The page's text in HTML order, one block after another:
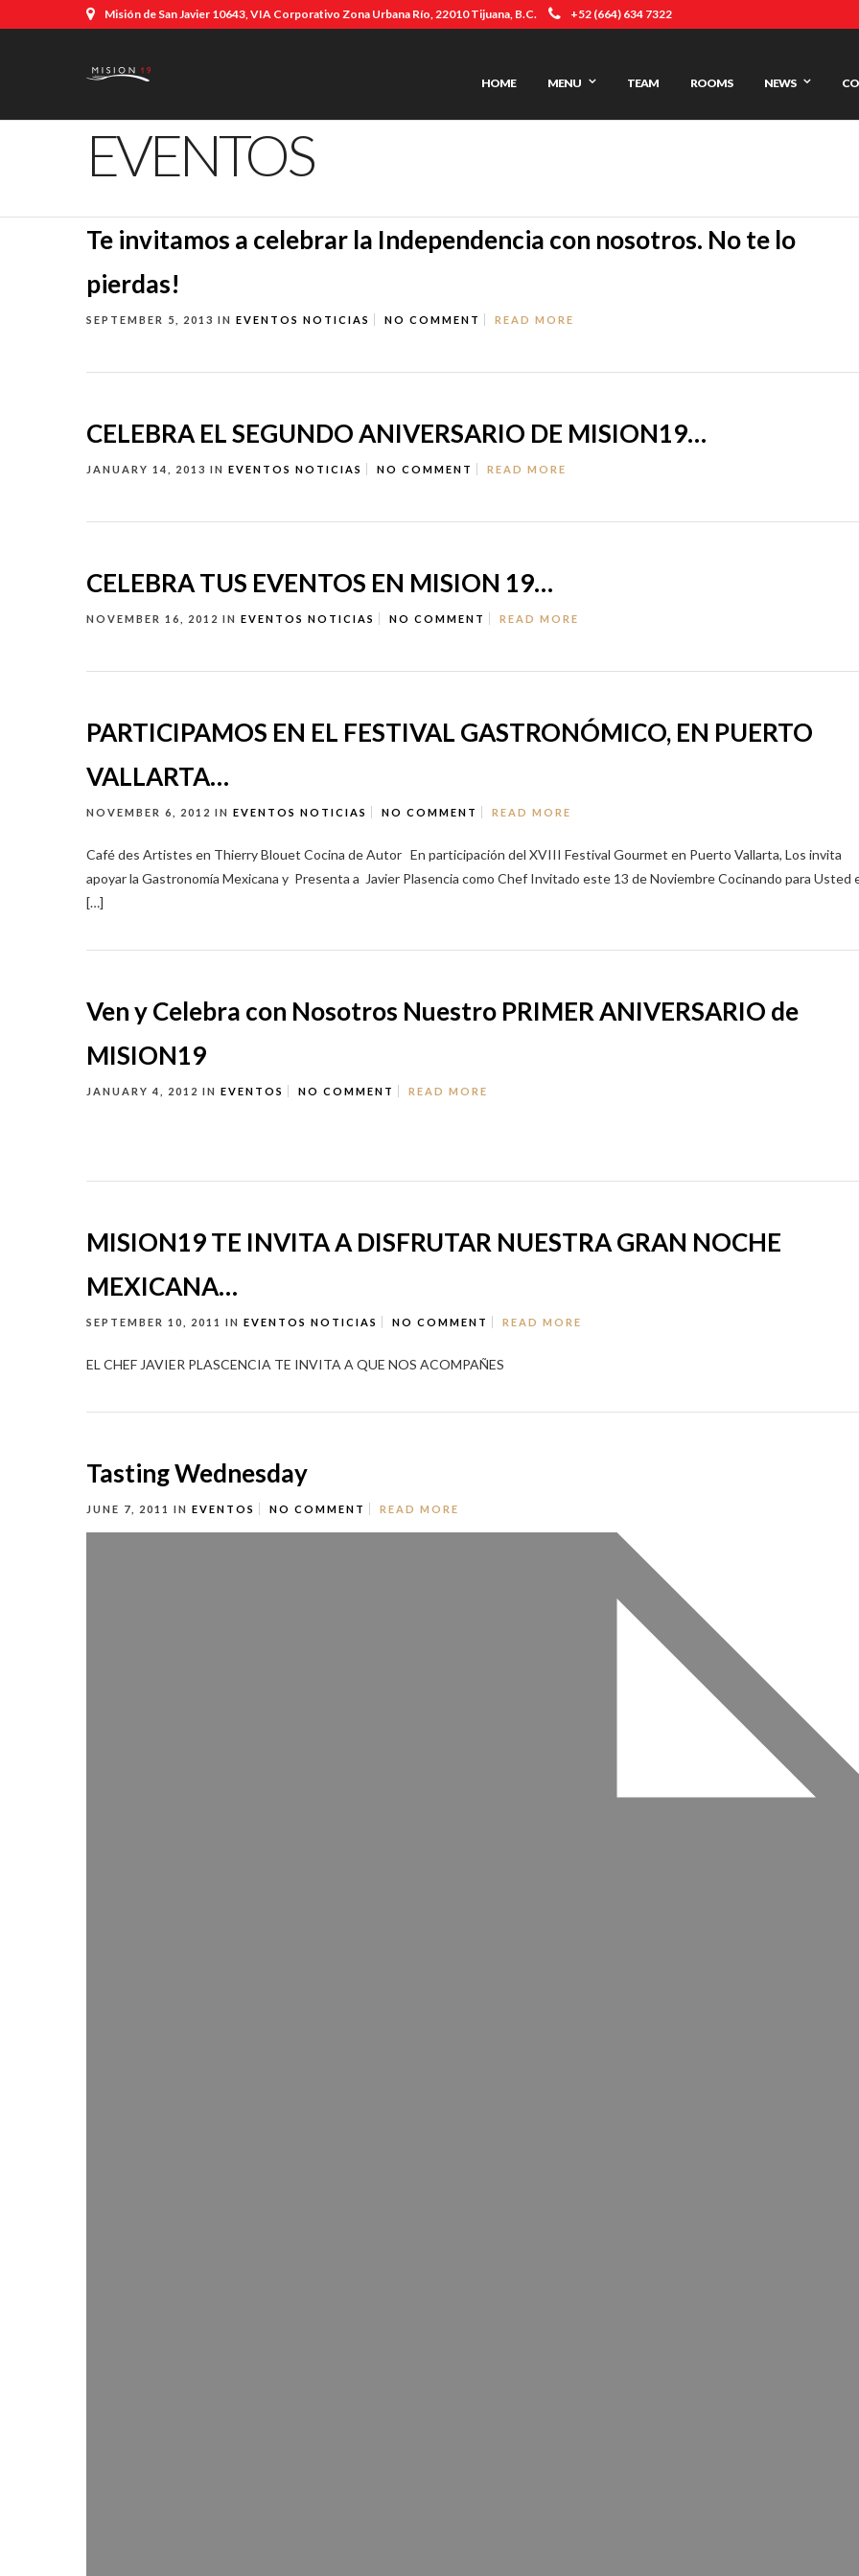
Misión de San Javier 10643, VIA Corporativo Zona Urbana Río, 22010 Tijuana, B.C. +52 (664) 634 7322
HOME MENU TEAM ROOMS NEWS
EVENTOS
Te invitamos a celebrar la Independencia con nosotros. No te lo
pierdas!
SEPTEMBER 5, 2013 IN EVENTOS NOTICIAS NO COMMENT READ MORE
CELEBRA EL SEGUNDO ANIVERSARIO DE MISION19…
JANUARY 14, 2013 IN EVENTOS NOTICIAS NO COMMENT READ MORE
CELEBRA TUS EVENTOS EN MISION 19…
NOVEMBER 16, 2012 IN EVENTOS NOTICIAS NO COMMENT READ MORE
PARTICIPAMOS EN EL FESTIVAL GASTRONÓMICO, EN PUERTO
VALLARTA…
NOVEMBER 6, 2012 IN EVENTOS NOTICIAS NO COMMENT READ MORE
Café des Artistes en Thierry Blouet Cocina de Autor En participación del XVIII Festival Gourmet en Puerto Vallarta, Los invita
apoyar la Gastronomía Mexicana y Presenta a Javier Plasencia como Chef Invitado este 13 de Noviembre Cocinando para Usted
[…]
Ven y Celebra con Nosotros Nuestro PRIMER ANIVERSARIO de
MISION19
JANUARY 4, 2012 IN EVENTOS NO COMMENT READ MORE
MISION19 TE INVITA A DISFRUTAR NUESTRA GRAN NOCHE
MEXICANA…
SEPTEMBER 10, 2011 IN EVENTOS NOTICIAS NO COMMENT READ MORE
EL CHEF JAVIER PLASCENCIA TE INVITA A QUE NOS ACOMPAÑES
Tasting Wednesday
JUNE 7, 2011 IN EVENTOS NO COMMENT READ MORE